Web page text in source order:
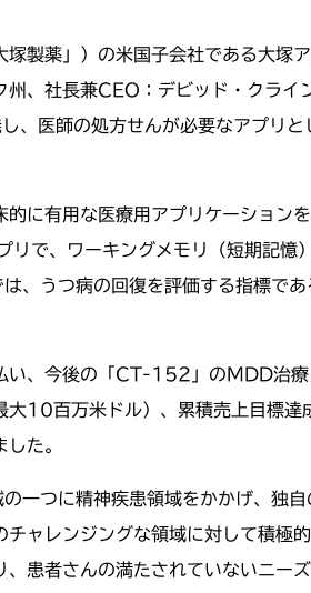
製薬」）の米国子会社である大塚
、社長兼CEO：デビッド・クライ
、医師の処方せんが必要なアプリ
に有用な医療用アプリケーション
で、ワーキングメモリ（短期記憶
、うつ病の回復を評価する指標で
い、今後の「CT-152」のMDD治
大10百万米ドル）、累積売上目標
た。
一つに精神疾患領域をかかげ、独
ャレンジングな領域に対して積極
患者さんの満たされていないニー